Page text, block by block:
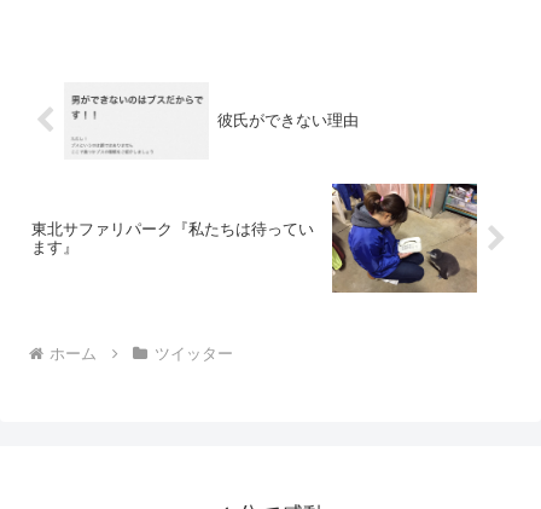
彼氏ができない理由
東北サファリパーク『私たちは待ってい
ます』
ホーム ツイッター